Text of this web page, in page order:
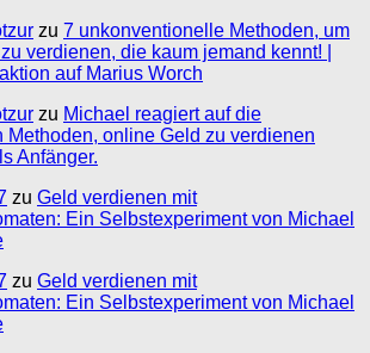
zu 7 unkonventionelle Methoden, um
verdienen, die kaum jemand kennt! |
auf Marius Worch
zu Michael reagiert auf die
Methoden, online Geld zu verdienen
Anfänger.
zu Geld verdienen mit
Ein Selbstexperiment von Michael
zu Geld verdienen mit
Ein Selbstexperiment von Michael